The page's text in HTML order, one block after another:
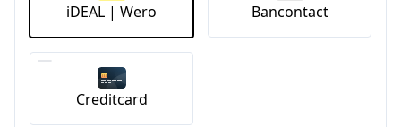
iDEAL | Wero Bancontact
Creditcard